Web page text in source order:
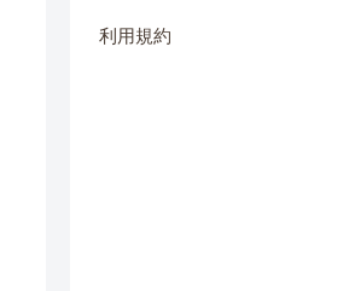
利用規約